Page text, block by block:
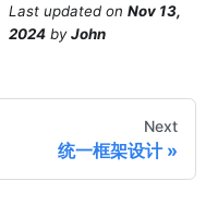
Last updated on Nov 13,
2024 byJohn
Next
统一框架设计